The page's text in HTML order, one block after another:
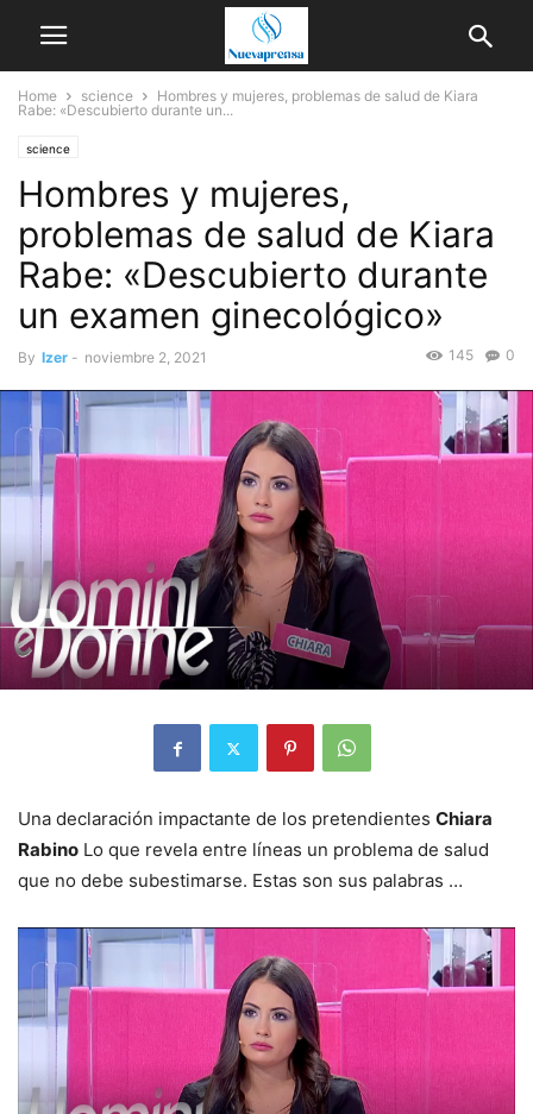
Home science
Hombres y mujeres, problemas de salud de Kiara
Rabe: «Descubierto durante un...
science
Hombres y mujeres,
problemas de salud de Kiara
Rabe: «Descubierto durante
un examen ginecológico»
By Izer - noviembre 2, 2021 0
145
Una declaración impactante de los pretendientes Chiara
Rabino Lo que revela entre líneas un problema de salud
que no debe subestimarse. Estas son sus palabras …